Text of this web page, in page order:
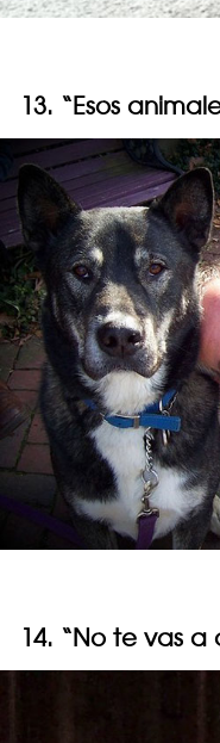
13. “Esos
14. “No te vas